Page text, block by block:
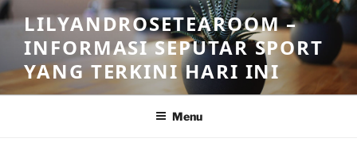
Skip
to
content
LILYANDROSETEAROOM –
INFORMASI SEPUTAR SPORT
YANG TERKINI HARI INI
Menu